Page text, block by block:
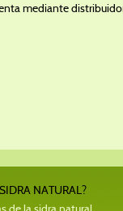
mediante
NATURAL?